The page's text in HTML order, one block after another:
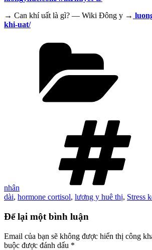
→ Can khí uất là gì? — Wiki Đông y →
khi-uat/
nhân
dài, hormone cortisol, lương y huê thị, Stress
Để lại một bình luận
Email của bạn sẽ không được hiển thị công
buộc được đánh dấu *